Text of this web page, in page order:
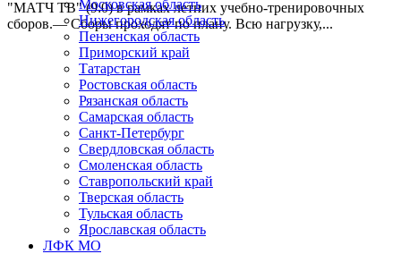
"МАТЧ ТВ" (9:0) в рамках летних учебно-тренировочных
сборов.— Сборы проходят по плану. Всю нагрузку,...
Московская область
Нижегородская область
Пензенская область
Приморский край
Татарстан
Ростовская область
Рязанская область
Самарская область
Санкт-Петербург
Свердловская область
Смоленская область
Ставропольский край
Тверская область
Тульская область
Ярославская область
ЛФК МО